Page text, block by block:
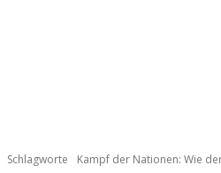
Schlagworte Kampf der Nationen: Wie